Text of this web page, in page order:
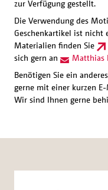
zur Verfügung gestellt.
Die Verwendung des
Geschenkartikel ist nicht
Materialien finden Sie
sich gern an
Matthias
Benötigen Sie ein
gerne mit einer kurzen
Wir sind Ihnen gerne